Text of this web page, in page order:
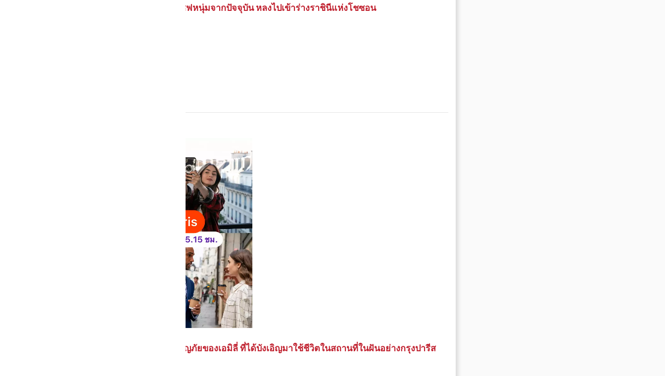
Mr.Queen พีเรียดสายฮา เมื่อเชฟหนุ่มจากปัจจุบัน หลงไปเข้าร่างราชินีแห่งโชซอน
Emily in Paris เรื่องราวการผจญภัยของเอมิลี่ ที่ได้บังเอิญมาใช้ชีวิตในสถานที่ในฝันอย่างกรุงปารีส